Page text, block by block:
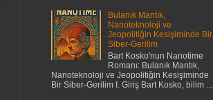
Bulanık Mantık,
Nanoteknoloji ve
Jeopolitiğin Kesişiminde Bir
Siber-Gerilim
Bart Kosko'nun Nanotime
Romanı: Bulanık Mantık,
Nanoteknoloji ve Jeopolitiğin Kesişiminde
Bir Siber-Gerilim I. Giriş Bart Kosko, bilim ...